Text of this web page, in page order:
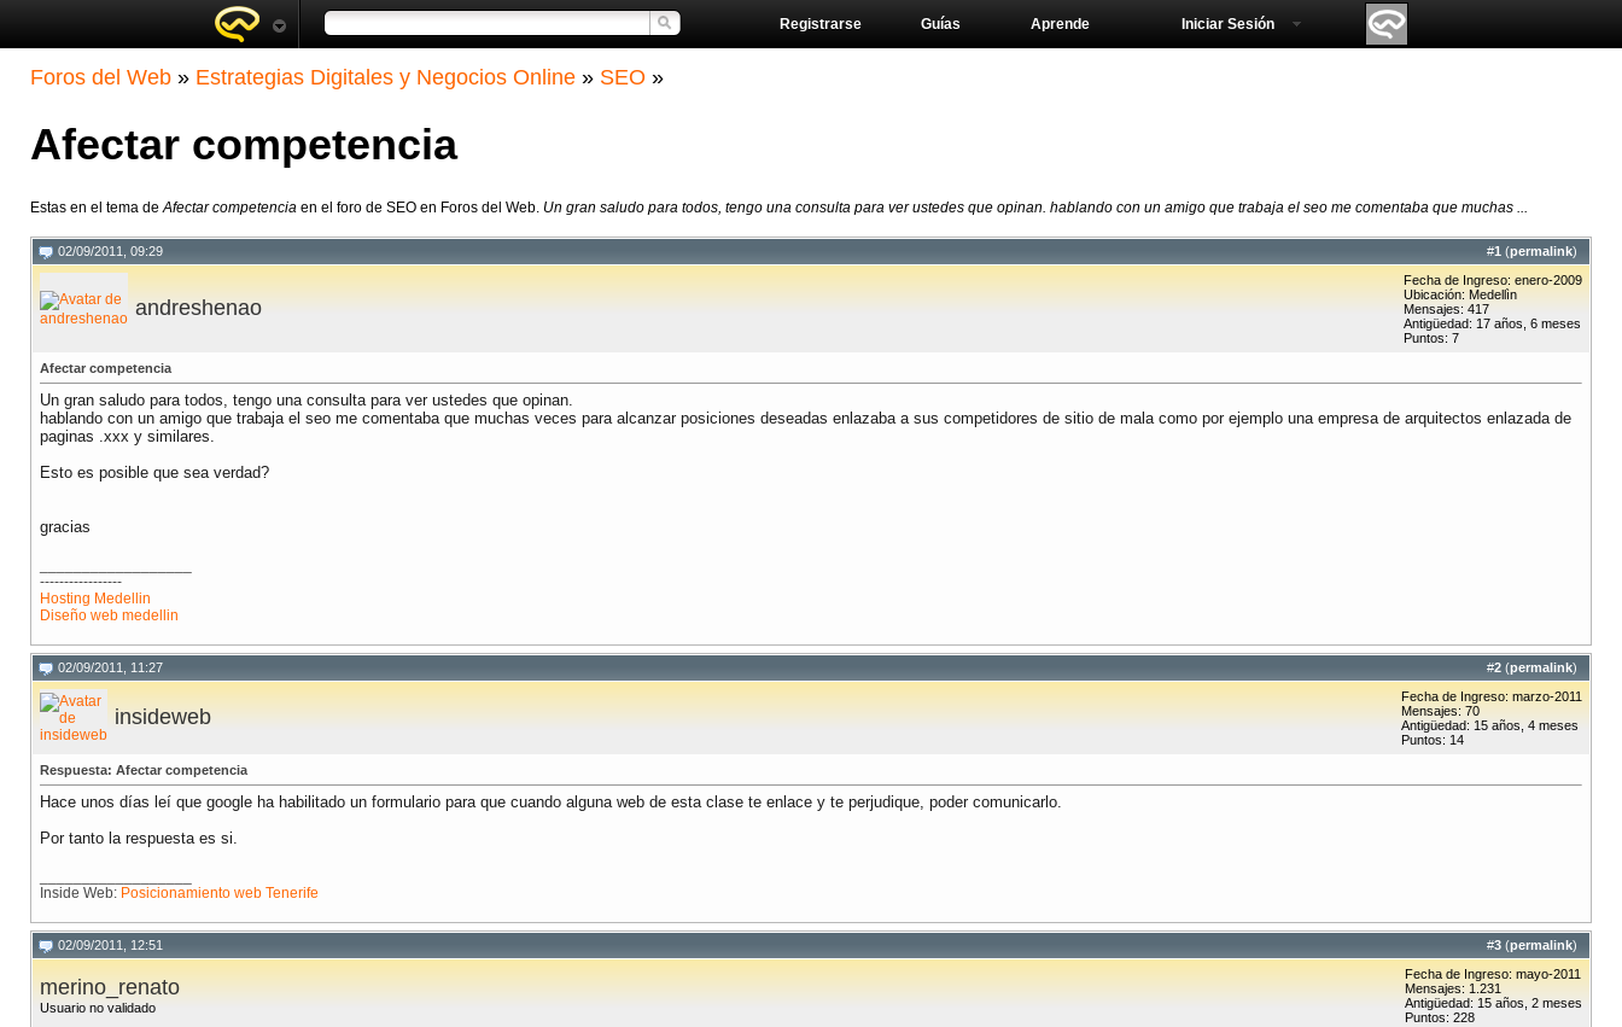
Aprende
Guías
Registrarse Iniciar Sesión
Foros del Web » Estrategias Digitales y Negocios Online » SEO »
Afectar competencia
Estas en el tema deAfectar competencia en el foro de SEO en Foros del Web. Un gran saludo para todos, tengo una consulta para ver ustedes que opinan. hablando con un amigo que trabaja el seo me comentaba que muchas ...
#1 (permalink)
02/09/2011, 09:29
andreshenao
Fecha de Ingreso: enero-2009
Ubicación: Medellìn
Mensajes: 417
Antigüedad: 17 años, 6 meses
Puntos: 7
Afectar competencia
Un gran saludo para todos, tengo una consulta para ver ustedes que opinan.
hablando con un amigo que trabaja el seo me comentaba que muchas veces para alcanzar posiciones deseadas enlazaba a sus competidores de sitio de mala como por ejemplo una empresa de arquitectos enlazada de
paginas .xxx y similares.
Esto es posible que sea verdad?
gracias
-----------------
Hosting Medellin
Diseño web medellin
#2 (permalink)
02/09/2011, 11:27
insideweb
Fecha de Ingreso: marzo-2011
Mensajes: 70
Antigüedad: 15 años, 4 meses
Puntos: 14
Respuesta: Afectar competencia
Hace unos días leí que google ha habilitado un formulario para que cuando alguna web de esta clase te enlace y te perjudique, poder comunicarlo.
Por tanto la respuesta es si.
Inside Web: Posicionamiento web Tenerife
#3 (permalink)
02/09/2011, 12:51
merino_renato
Usuario no validado
Fecha de Ingreso: mayo-2011
Mensajes: 1.231
Antigüedad: 15 años, 2 meses
Puntos: 228